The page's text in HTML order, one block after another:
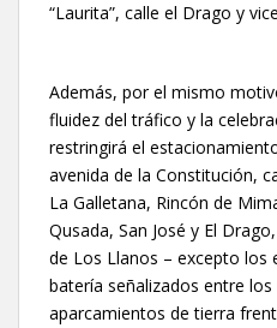
“Laurita”, calle el Drago y
Además, por el mismo
fluidez del tráfico y la
restringirá el
avenida de la Constitución,
La Galletana, Rincón de
Qusada, San José y El
de Los Llanos – excepto los
batería señalizados entre
aparcamientos de tierra